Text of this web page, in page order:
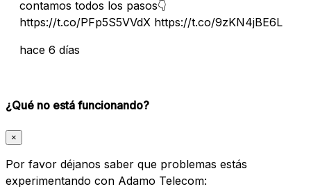
contamos todos los pasos👇
https://t.co/PFp5S5VVdX https://t.co/9zKN4jBE6L
hace 6 días
¿Qué no está funcionando?
×
Por favor déjanos saber que problemas estás
experimentando con Adamo Telecom: